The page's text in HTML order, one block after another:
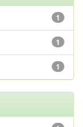
1
1
1